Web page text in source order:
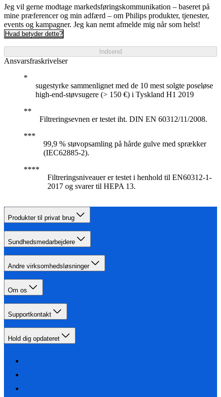
Jeg vil gerne modtage markedsføringskommunikation – baseret på
mine præferencer og min adfærd – om Philips produkter, tjenester,
events og kampagner. Jeg kan nemt afmelde mig når som helst!
Hvad betyder dette?
Indsend
Ansvarsfraskrivelser
sugestyrke sammenlignet med de 10 mest solgte poseløse
high-end-støvsugere (> 150 €) i Tyskland H1 2019
Filtreringsevnen er testet iht. DIN EN 60312/11/2008.
99,9 % støvopsamling på hårde gulve med sprækker
(IEC62885-2).
Filtreringsniveauer er testet i henhold til EN60312-1-
2017 og svarer til HEPA 13.
Produkter til privat brug
Sundhedsmedarbejdere
Andre virksomhedsløsninger
Om os
Supportkontakt
Hold dig opdateret